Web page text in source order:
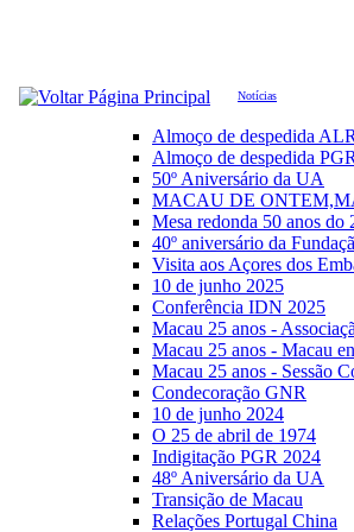
Notícias
Almoço de despedida
Almoço de despedida PGR
50º Aniversário da UA
MACAU DE
Mesa redonda 50 anos do
40º aniversário da
Visita aos Açores dos
10 de junho 2025
Conferência IDN 2025
Macau 25 anos -
Macau 25 anos - Macau
Macau 25 anos - Sessão
Condecoração GNR
10 de junho 2024
O 25 de abril de 1974
Indigitação PGR 2024
48º Aniversário da UA
Transição de Macau
Relações Portugal China